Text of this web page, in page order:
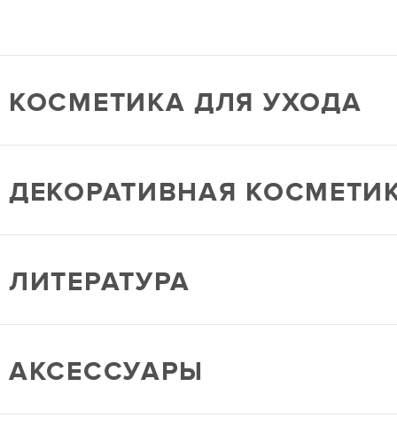
КОСМЕТИКА ДЛЯ УХОДА
ДЕКОРАТИВНАЯ
ЛИТЕРАТУРА
АКСЕССУАРЫ